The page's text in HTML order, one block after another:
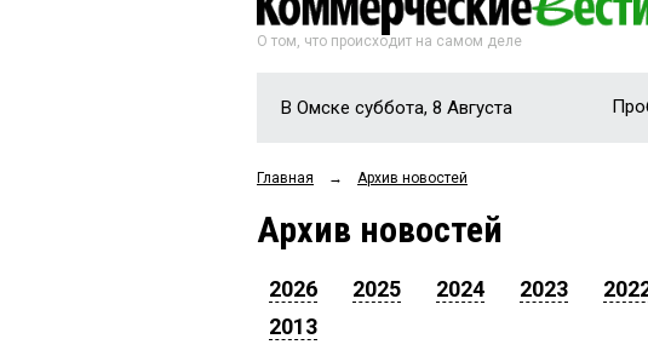
О том, что происходит на самом деле
В Омске суббота, 8 Августа
Главная → Архив новостей
Архив новостей
2026 2025 2024 2023
2013